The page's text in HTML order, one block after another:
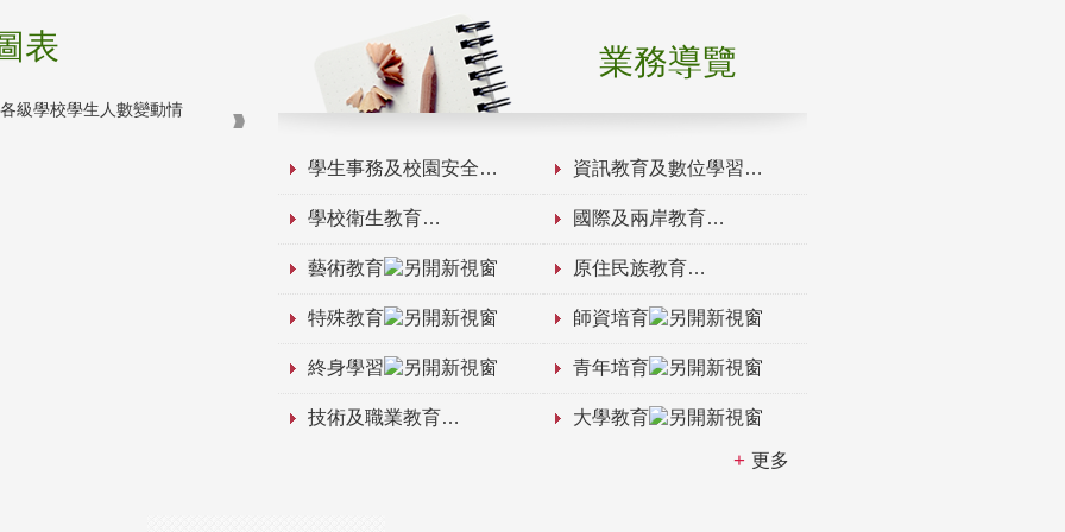
表 業務導覽
學生事務及校園安全 資訊教育及數位學習
學校衛生教育 國際及兩岸教育
藝術教育 原住民族教育
特殊教育 師資培育
終身學習 青年培育
技術及職業教育 大學教育
更多